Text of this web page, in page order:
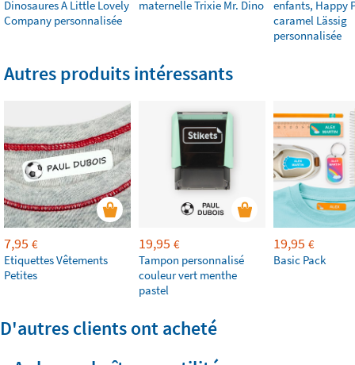
Dinosaures A Little Lovely
Company personnalisée
maternelle Trixie Mr. Dino
enfants, Happy
caramel Lässig
personnalisée
Autres produits intéressants
7,95 €
Etiquettes Vêtements
Petites
19,95 €
Tampon personnalisé
couleur vert menthe
pastel
19,95 €
Basic Pack
D'autres clients ont acheté